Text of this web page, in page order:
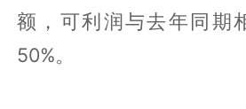
额，可利润与去年同期
50%。